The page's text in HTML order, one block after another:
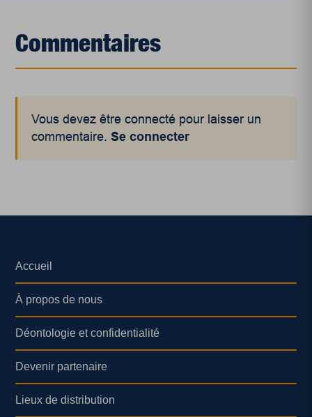
Commentaires
Vous devez être connecté pour laisser un
commentaire.Se connecter
Accueil
À propos de nous
Déontologie et confidentialité
Devenir partenaire
Lieux de distribution